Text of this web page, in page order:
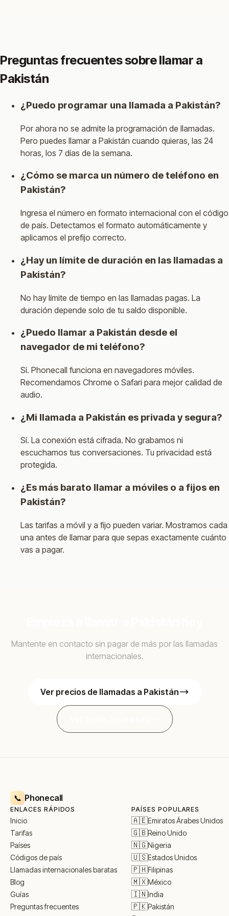
Preguntas frecuentes sobre llamar a
Pakistán
¿Puedo programar una llamada a Pakistán?
Por ahora no se admite la programación de llamadas.
Pero puedes llamar a Pakistán cuando quieras, las 24
horas, los 7 días de la semana.
¿Cómo se marca un número de teléfono en
Pakistán?
Ingresa el número en formato internacional con el código
de país. Detectamos el formato automáticamente y
aplicamos el prefijo correcto.
¿Hay un límite de duración en las llamadas a
Pakistán?
No hay límite de tiempo en las llamadas pagas. La
duración depende solo de tu saldo disponible.
¿Puedo llamar a Pakistán desde el
navegador de mi teléfono?
Sí. Phonecall funciona en navegadores móviles.
Recomendamos Chrome o Safari para mejor calidad de
audio.
¿Mi llamada a Pakistán es privada y segura?
Sí. La conexión está cifrada. No grabamos ni
escuchamos tus conversaciones. Tu privacidad está
protegida.
¿Es más barato llamar a móviles o a fijos en
Pakistán?
Las tarifas a móvil y a fijo pueden variar. Mostramos cada
una antes de llamar para que sepas exactamente cuánto
vas a pagar.
Mantente en contacto sin pagar de más por las llamadas
internacionales.
Ver precios de llamadas a Pakistán
📞 Phonecall
ENLACES RÁPIDOS
Inicio
Tarifas
Países
Códigos de país
Llamadas internacionales baratas
Blog
Guías
Preguntas frecuentes
PAÍSES POPULARES
🇦🇪Emiratos Árabes Unidos
🇬🇧Reino Unido
🇳🇬Nigeria
🇺🇸Estados Unidos
🇵🇭Filipinas
🇲🇽México
🇮🇳India
🇵🇰Pakistán